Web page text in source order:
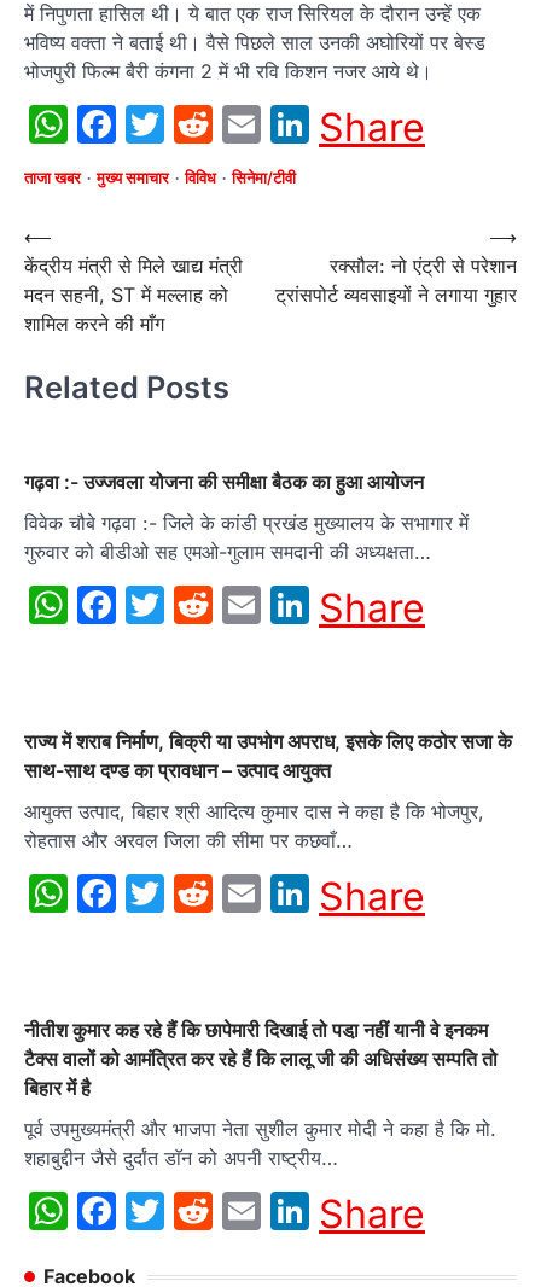
में निपुणता हासिल थी। ये बात एक राज सिरियल के दौरान उन्‍हें एक
भविष्‍य वक्‍ता ने बताई थी। वैसे पिछले साल उनकी अघोरियों पर बेस्‍ड
भोजपुरी फिल्‍म बैरी कंगना 2 में भी रवि किशन नजर आये थे।
WhatsApp
Facebook
Twitter
Reddit
EmailLinkedIn
Share
ताजा खबर मुख्य समाचार विविध सिनेमा/टीवी
Post
navigation
⟵
केंद्रीय मंत्री से मिले खाद्य मंत्री
मदन सहनी, ST में मल्लाह को
शामिल करने की माँग
रक्सौल: नो एंट्री से परेशान
ट्रांसपोर्ट व्यवसाइयों ने लगाया गुहार
⟶
Related Posts
गढ़वा :- उज्जवला योजना की समीक्षा बैठक का हुआ आयोजन
विवेक चौबे गढ़वा :- जिले के कांडी प्रखंड मुख्यालय के सभागार में
गुरुवार को बीडीओ सह एमओ-गुलाम समदानी की अध्यक्षता…
WhatsApp
Facebook
Twitter
Reddit
EmailLinkedIn
Share
राज्य में शराब निर्माण, बिक्री या उपभोग अपराध, इसके लिए कठोर सजा के
साथ-साथ दण्ड का प्रावधान – उत्पाद आयुक्त
आयुक्त उत्पाद, बिहार श्री आदित्य कुमार दास ने कहा है कि भोजपुर,
रोहतास और अरवल जिला की सीमा पर कछवाँ…
WhatsApp
Facebook
Twitter
Reddit
EmailLinkedIn
Share
नीतीश कुमार कह रहे हैं कि छापेमारी दिखाई तो पडा़ नहीं यानी वे इनकम
टैक्स वालों को आमंत्रित कर रहे हैं कि लालू जी की अधिसंख्य सम्पति तो
बिहार में है
पूर्व उपमुख्यमंत्री और भाजपा नेता सुशील कुमार मोदी ने कहा है कि मो.
शहाबुद्दीन जैसे दुर्दांत डाॅन को अपनी राष्ट्रीय…
WhatsApp
Facebook
Twitter
Reddit
EmailLinkedIn
Share
Facebook